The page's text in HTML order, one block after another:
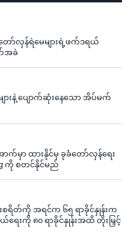
ော်လှန်ရဲမေများရဲ့ဖက်ဒရယ်
အခဲ
းနဲ့ ပျောက်ဆုံးနေသော အိပ်မက်
မှာ ထားနိုင်မှ ခုခံတော်လှန်ရေး
ကို စတင်နိုင်မည်
ရိတ်ကို အရင်က ၆၅ ရာခိုင်နှုန်းက
ရေးကို ၈၀ ရာခိုင်နှုန်းအထိ တိုးမြှင့်